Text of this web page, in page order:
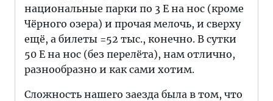
национальные парки по 3 Е на нос (кроме
Чёрного озера) и прочая мелочь, и сверху
ещё, а билеты =52 тыс., конечно. В сутки
50 Е на нос (без перелёта), нам отлично,
разнообразно и как сами хотим.
Сложность нашего заезда была в том, что